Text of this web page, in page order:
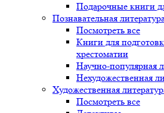
Подарочные книги
Познавательная
Посмотреть все
Книги для
хрестоматии
Научно-популярная
Нехудожественная
Художественная
Посмотреть все